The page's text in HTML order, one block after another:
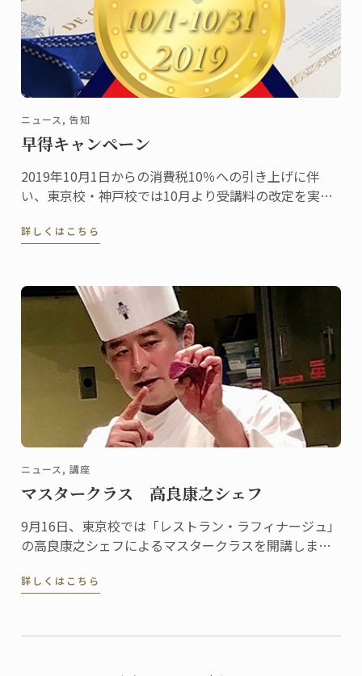
ニュース, 告知
早得キャンペーン
2019年10月1日からの消費税10％への引き上げに伴
い、東京校・神戸校では10月より受講料の改定を実施
詳しくはこちら
ニュース, 講座
マスタークラス 高良康之シェフ
9月16日、東京校では「レストラン・ラフィナージュ」
の高良康之シェフによるマスタークラスを開講しまし
詳しくはこちら